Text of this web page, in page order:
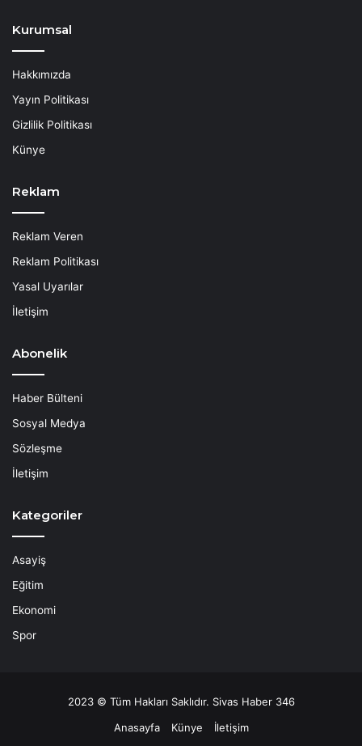
Kurumsal
Hakkımızda
Yayın Politikası
Gizlilik Politikası
Künye
Reklam
Reklam Veren
Reklam Politikası
Yasal Uyarılar
İletişim
Abonelik
Haber Bülteni
Sosyal Medya
Sözleşme
İletişim
Kategoriler
Asayiş
Eğitim
Ekonomi
Spor
2023 © Tüm Hakları Saklıdır. Sivas Haber 346
Anasayfa
Künye İletişim